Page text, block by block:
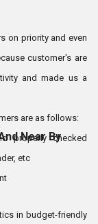
के अलावा लोडिंग
श्री विरल ठक्कर
पहुंच को बेहतर बनाने के
है और भविष्य में भी उन्हें
on priority and even
customer's are
and made us a
are as follows:
properly checked
etc
Near By
in budget-friendly